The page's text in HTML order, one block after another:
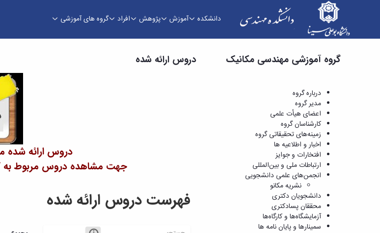
دانشکده آموزش پژوهش افراد گروه های آموزشی
دروس ارائه شده - دانشکده فنی و مهندسی
گروه آموزشی مهندسی مکانیک
درباره گروه
مدیر گروه
اعضای هیأت علمی
کارشناسان گروه
زمینه‌های تحقیقاتی گروه
اخبار و اطلاعیه ها
افتخارات و جوایز
ارتباطات ملی و بین‌المللی
انجمن‌های علمی دانشجویی
نشریه مکانو
دانشجویان دکتری
محققان پسادکتری
آزمایشگاه‌ها و کارگاه‌ها
سمینارها و پایان نامه ها
دروس ارائه شده
دروس ارائه شده
جهت مشاهده دروس مربوط به
فهرست دروس ارائه شده